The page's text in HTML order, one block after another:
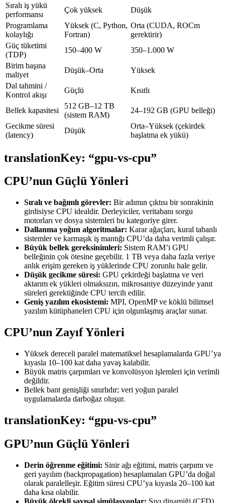
Sıralı iş yükü
performansı
Çok yüksek
Düşük
Programlama
kolaylığı
Yüksek (C, Python,
Fortran)
Orta (CUDA, ROCm
gerektirir)
Güç tüketimi
(TDP)
150–400 W
350–1.000 W
Birim başına
maliyet
Düşük–Orta
Yüksek
Dal tahmini /
Kontrol akışı
Güçlü Kısıtlı
Bellek kapasitesi
512 GB–12 TB
(sistem RAM)
24–192 GB (GPU belleği)
Gecikme süresi
(latency)
Düşük
Orta–Yüksek (çekirdek
başlatma ek yükü)
translationKey: “gpu-vs-cpu”
CPU’nun Güçlü Yönleri
Sıralı ve bağımlı görevler: Bir adımın çıktısı bir sonrakinin
girdisiyse CPU idealdir. Derleyiciler, veritabanı sorgu
motorları ve dosya sistemleri bu kategoriye girer.
Dallanma yoğun algoritmalar: Karar ağaçları, kural tabanlı
sistemler ve karmaşık iş mantığı CPU’da daha verimli çalışır.
Büyük bellek gereksinimleri: Sistem RAM’i GPU
belleğinin çok ötesine geçebilir. 1 TB veya daha fazla veriye
anlık erişim gereken iş yüklerinde CPU zorunlu hale gelir.
Düşük gecikme süresi: GPU çekirdeği başlatma ve veri
aktarım ek yükleri olmaksızın, mikrosaniye düzeyinde yanıt
süreleri gerektiğinde CPU tercih edilir.
Geniş yazılım ekosistemi: MPI, OpenMP ve köklü bilimsel
yazılım kütüphaneleri CPU için olgunlaşmış araçlar sunar.
CPU’nun Zayıf Yönleri
Yüksek dereceli paralel matematiksel hesaplamalarda GPU’ya
kıyasla 10–100 kat daha yavaş kalabilir.
Büyük matris çarpımları ve konvolüsyon işlemleri için verimli
değildir.
Bellek bant genişliği sınırlıdır; veri yoğun paralel
uygulamalarda darboğaz oluşur.
translationKey: “gpu-vs-cpu”
GPU’nun Güçlü Yönleri
Derin öğrenme eğitimi: Sinir ağı eğitimi, matris çarpımı ve
geri yayılım (backpropagation) hesaplamaları GPU’da doğal
olarak paralelleşir. Eğitim süresi CPU’ya kıyasla 20–100 kat
daha kısa olabilir.
Büyük ölçekli sayısal simülasyonlar: Sıvı dinamiği (CFD),